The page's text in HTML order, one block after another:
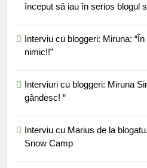
început să iau în serios blogul
Interviu cu bloggeri: Miruna:
nimic!!”
Interviuri cu bloggeri: Miruna
gândesc! “
Interviu cu Marius de la
Snow Camp